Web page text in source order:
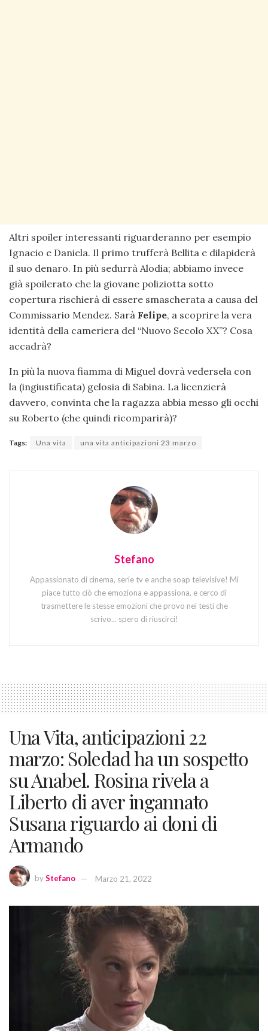
Altri spoiler interessanti riguarderanno per esempio
Ignacio e Daniela. Il primo trufferà Bellita e dilapiderà
il suo denaro. In più sedurrà Alodia; abbiamo invece
già spoilerato che la giovane poliziotta sotto
copertura rischierà di essere smascherata a causa del
Commissario Mendez. Sarà Felipe, a scoprire la vera
identità della cameriera del “Nuovo Secolo XX”? Cosa
accadrà?
In più la nuova fiamma di Miguel dovrà vedersela con
la (ingiustificata) gelosia di Sabina. La licenzierà
davvero, convinta che la ragazza abbia messo gli occhi
su Roberto (che quindi ricomparirà)?
Tags: Una vita una vita anticipazioni 23 marzo
Stefano
Appassionato di cinema, serie tv e anche soap televisive! Mi
piace tutto ciò che emoziona e appassiona, e cerco di
trasmettere le stesse emozioni che provo nei testi che
scrivo... spero di riuscirci!
Una Vita, anticipazioni 22
marzo: Soledad ha un sospetto
su Anabel. Rosina rivela a
Liberto di aver ingannato
Susana riguardo ai doni di
Armando
byStefano Marzo 21, 2022